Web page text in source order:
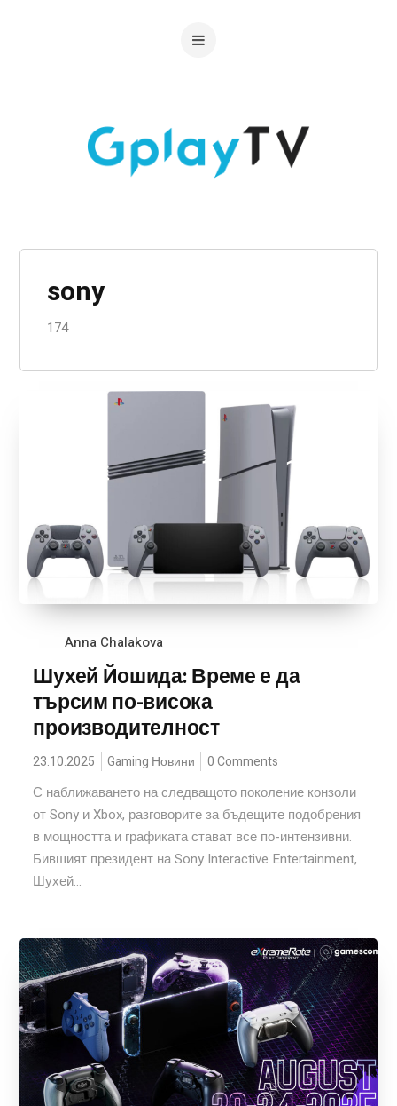
sony
174
Anna Chalakova
Шухей Йошида: Време е да
търсим по-висока
производителност
23.10.2025 Gaming Новини 0 Comments
С наближаването на следващото поколение конзоли
от Sony и Xbox, разговорите за бъдещите подобрения
в мощността и графиката стават все по-интензивни.
Бившият президент на Sony Interactive Entertainment,
Шухей...